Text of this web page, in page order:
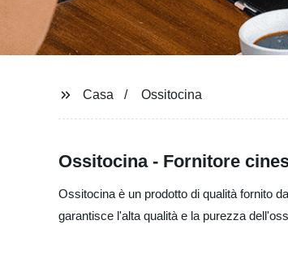
Casa Ossitocina
Ossitocina - Fornitore
Ossitocina è un prodotto di qualità fornito
garantisce l'alta qualità e la purezza